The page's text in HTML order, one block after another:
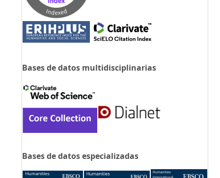
Bases de datos multidisciplinarias
Bases de datos especializadas